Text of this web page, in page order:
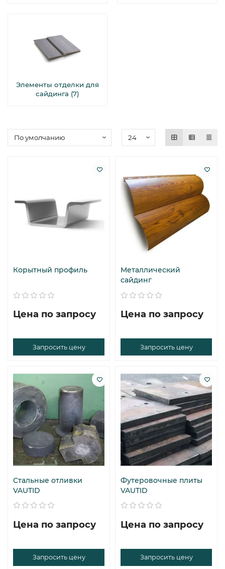
Элементы отделки для
сайдинга (7)
Корытный профиль
Цена по запросу
Запросить цену
Металлический
сайдинг
Цена по запросу
Запросить цену
Стальные отливки
VAUTID
Цена по запросу
Запросить цену
Футеровочные плиты
VAUTID
Цена по запросу
Запросить цену